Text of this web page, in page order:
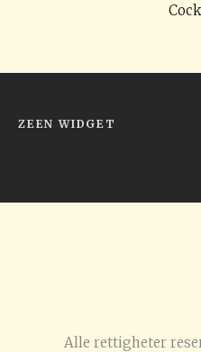
ZEEN WIDGET
Alle rettigheter